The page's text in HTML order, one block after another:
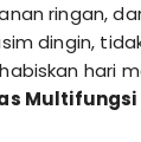
ringan,
dingin,
hari
Multifungsi